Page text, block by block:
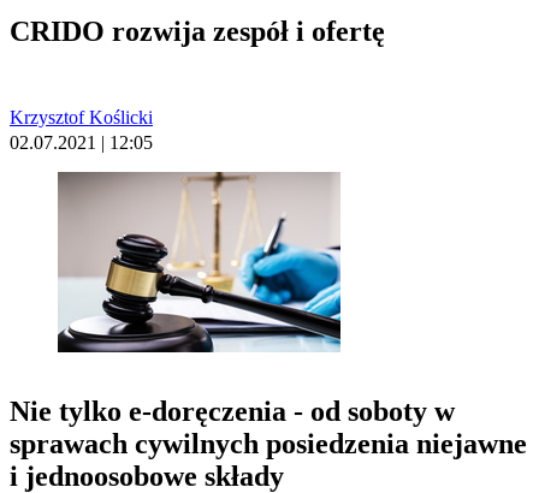
CRIDO rozwija zespół i ofertę
Krzysztof Koślicki
02.07.2021 | 12:05
Nie tylko e-doręczenia - od soboty w
sprawach cywilnych posiedzenia niejawne
i jednoosobowe składy